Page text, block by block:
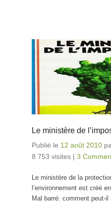
Le ministère de
Publié le 12 août 2010
8 753 visites | 3
Le ministère de la
l’environnement est créé
Mal barré: comment peut-